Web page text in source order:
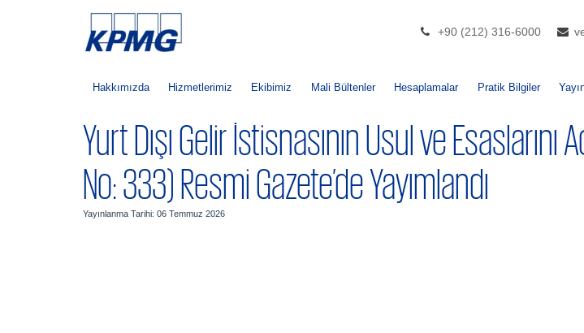
+90 (212) 316-6000
Hakkımızda Hizmetlerimiz Ekibimiz Mali Bültenler Hesaplamalar Pratik Bilgiler
Yurt Dışı Gelir İstisnasının Usul ve
No: 333) Resmi Gazete’de Yayımlandı
Yayınlanma Tarihi: 06 Temmuz 2026